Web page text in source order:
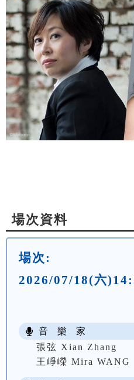
場次資料
場次:
2026/07/18(六
音 樂 家
張弦 Xian Zhang
王崢嶸 Mira WANG